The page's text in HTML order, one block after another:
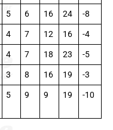
5 6 16 24
-8
4 7 12 16
-4
4 7 18 23
-5
3 8 16 19
-3
5 9 9 19 -10